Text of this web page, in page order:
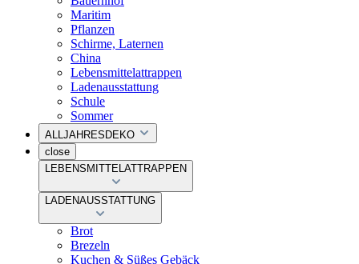
Maritim
Pflanzen
Schirme, Laternen
China
Lebensmittelattrappen
Ladenausstattung
Schule
Sommer
ALLJAHRESDEKO
close
LEBENSMITTELATTRAPPEN
LADENAUSSTATTUNG
Brot
Brezeln
Kuchen & Süßes Gebäck